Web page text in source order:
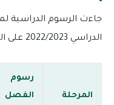
جاءت الرسوم الدراسية
الدراسي 2022/2023 على النحو التالي:
المرحلة
رسوم
الفصل